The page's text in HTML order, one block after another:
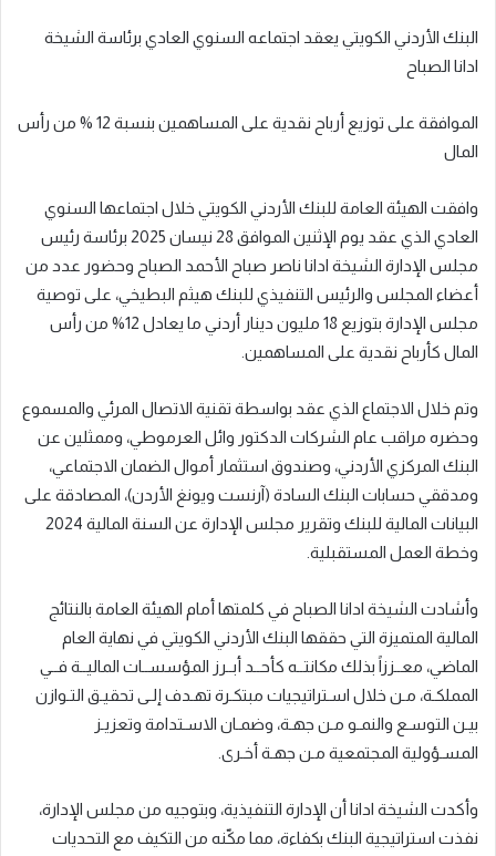
البنك الأردني الكويتي يعقد اجتماعه السنوي العادي برئاسة الشيخة
ادانا الصباح
الموافقة على توزيع أرباح نقدية على المساهمين بنسبة 12 % من رأس
المال
وافقت الهيئة العامة للبنك الأردني الكويتي خلال اجتماعها السنوي
العادي الذي عقد يوم الإثنين الموافق 28 نيسان 2025 برئاسة
رئيس
مجلس الإدارة الشيخة ادانا ناصر صباح الأحمد الصباح وحضور عدد من
أعضاء المجلس والرئيس التنفيذي للبنك هيثم البطيخي، على توصية
مجلس الإدارة بتوزيع 18 مليون دينار أردني
ما يعادل 12% من رأس
المال كأرباح نقدية على المساهمين
وتم خلال الاجتماع الذي عقد بواسطة تقنية الاتصال المرئي والمسموع
وحضره مراقب عام الشركات الدكتور وائل العرموطي، وممثلين عن
البنك المركزي الأردني، وصندوق استثمار أموال الضمان الاجتماعي،
ومدققي حسابات البنك السادة (آرنست ويونغ الأردن)، المصادقة على
البيانات المالية للبنك وتقرير مجلس الإدارة عن السنة المالية 202 4
وخطة العمل المستقبلية.
وأشادت الشيخة ادانا الصباح في كلمتها أمام الهيئة العامة بالنتائج
المالية المتميزة التي حققها البنك الأردني الكويتي في نهاية العام
الماضي، معــززاً بذلك مكانتــه كأحــد أبــرز المؤسســات الماليــة فــي
المملكـة، مـن خلال اسـتراتيجيات مبتكـرة تهـدف إلـى تحقيـق التـوازن
بيـن التوسـع والنمـو مـن جهـة، وضمـان الاسـتدامة وتعزيـز
المسـؤولية المجتمعية مـن جهـة أخـرى.
وأكدت الشيخة ادانا أن الإدارة التنفيذية، وبتوجيه من مجلس الإدارة،
نفذت استراتيجية البنك بكفاءة، مما مكّنه من التكيف مع التحديات